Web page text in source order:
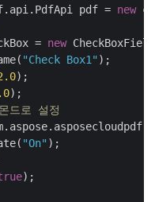
pdf =
new
=
new
"Check Box1" );
);
);
드로 설정
"On" );
);